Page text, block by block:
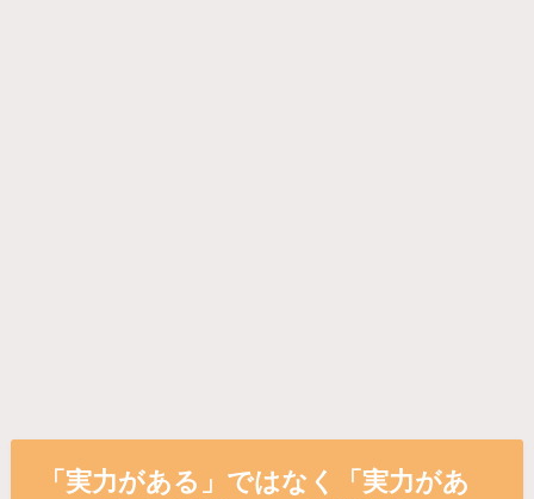
「実力がある」ではなく「実力があ